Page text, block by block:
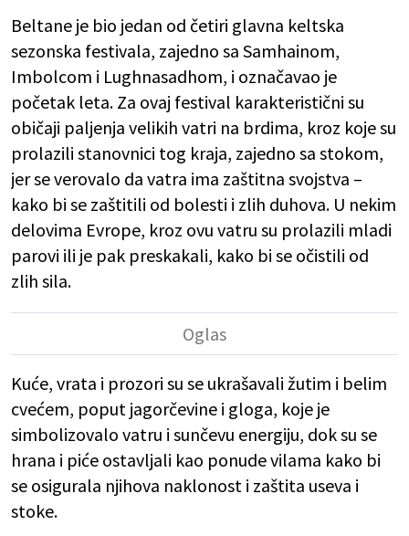
Beltane je bio jedan od četiri glavna keltska
sezonska festivala, zajedno sa Samhainom,
Imbolcom i Lughnasadhom, i označavao je
početak leta. Za ovaj festival karakteristični su
običaji paljenja velikih vatri na brdima, kroz koje su
prolazili stanovnici tog kraja, zajedno sa stokom,
jer se verovalo da vatra ima zaštitna svojstva –
kako bi se zaštitili od bolesti i zlih duhova. U nekim
delovima Evrope, kroz ovu vatru su prolazili mladi
parovi ili je pak preskakali, kako bi se očistili od
zlih sila.
Kuće, vrata i prozori su se ukrašavali žutim i belim
cvećem, poput jagorčevine i gloga, koje je
simbolizovalo vatru i sunčevu energiju, dok su se
hrana i piće ostavljali kao ponude vilama kako bi
se osigurala njihova naklonost i zaštita useva i
stoke.